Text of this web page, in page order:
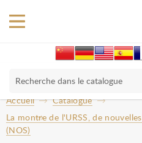
Accueil
Catalogue
La montre de l'URSS, de
(NOS)